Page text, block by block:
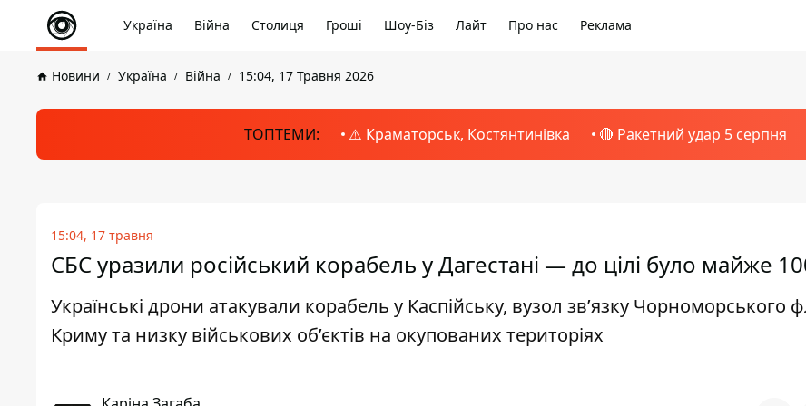
Україна Війна Столиця Гроші Шоу-Біз Лайт Про нас Реклама
Новини Україна Війна 15:04, 17 Травня 2026
ТОПТЕМИ: ⚠️ Краматорськ, Костянтинівка 🔴 Ракетний удар 5 серпня
15:04, 17 травня
СБС уразили російський корабель у Дагестані — до цілі було майже
Українські дрони атакували корабель у Каспійську, вузол зв’язку Чорноморського
Криму та низку військових об’єктів на окупованих територіях